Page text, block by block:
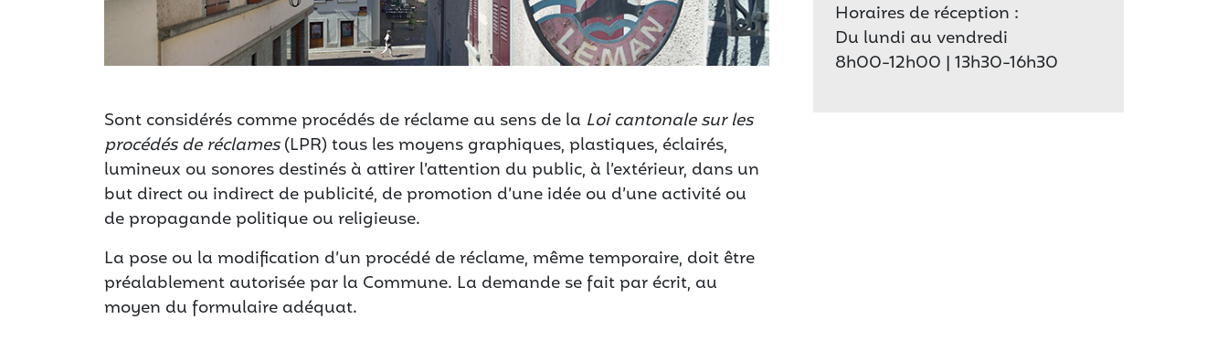
Sont considérés comme procédés de réclame au sens de la Loi cantonale sur les
procédés de réclames(LPR) tous les moyens graphiques, plastiques, éclairés,
lumineux ou sonores destinés à attirer l’attention du public, à l’extérieur, dans un
but direct ou indirect de publicité, de promotion d’une idée ou d’une activité ou
de propagande politique ou religieuse.
La pose ou la modification d’un procédé de réclame, même temporaire, doit être
préalablement autorisée par la Commune. La demande se fait par écrit, au
moyen du formulaire adéquat.
Horaires de réception :
Du lundi au vendredi
8h00-12h00 | 13h30-16h30